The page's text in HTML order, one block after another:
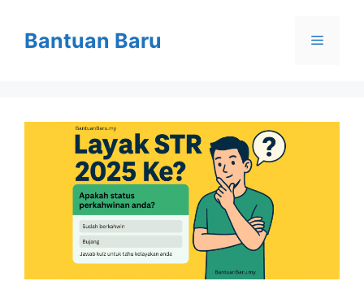
contentBantuan Baru Menu